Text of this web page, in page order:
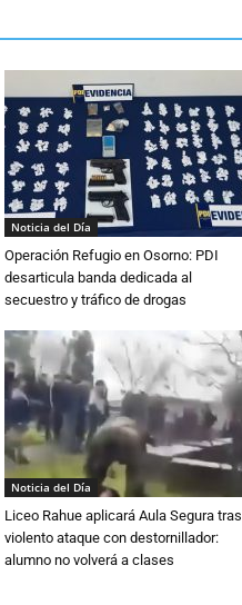
Noticia del Día
Operación Refugio en Osorno: PDI
desarticula banda dedicada al
secuestro y tráfico de drogas
Noticia del Día
Liceo Rahue aplicará Aula Segura tras
violento ataque con destornillador:
alumno no volverá a clases